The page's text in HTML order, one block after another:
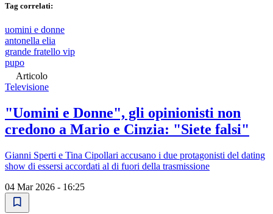
Tag correlati:
uomini e donne
antonella elia
grande fratello vip
pupo
Articolo
Televisione
"Uomini e Donne", gli opinionisti non
credono a Mario e Cinzia: "Siete falsi"
Gianni Sperti e Tina Cipollari accusano i due protagonisti del dating
show di essersi accordati al di fuori della trasmissione
04 Mar 2026 - 16:25